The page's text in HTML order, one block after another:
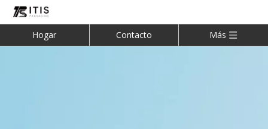
Hogar Contacto Más